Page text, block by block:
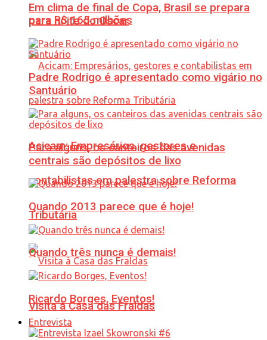
para R$ 165 milhões
Acicam: Empresários, gestores e
contabilistas em palestra sobre Reforma
Tributária
Visita à Casa das Fraldas
Em clima de final de Copa, Brasil se prepara
para noite do Oscar
Padre Rodrigo é apresentado como vigário no
Santuário
Para alguns, os canteiros das avenidas
centrais são depósitos de lixo
Quando 2013 parece que é hoje!
Quando três nunca é demais!
Ricardo Borges, Eventos!
Entrevista